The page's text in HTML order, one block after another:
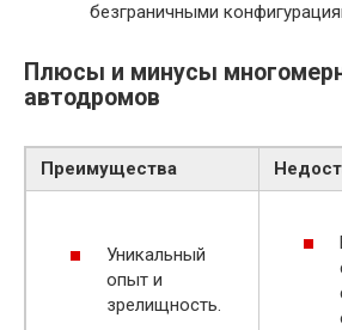
безграничными
Плюсы и минусы
автодромов
Преимущества
Уникальный
опыт и
зрелищность.